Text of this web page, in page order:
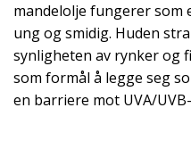
mandelolje fungerer som
ung og smidig. Huden
synligheten av rynker og
som formål å legge seg
en barriere mot UVA/